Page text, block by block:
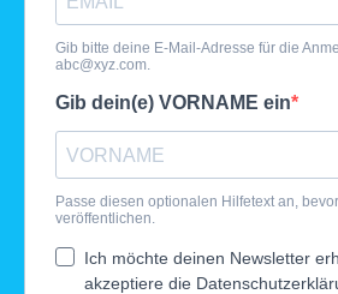
Gib bitte deine E-Mail-Adresse für die
abc@xyz.com.
Gib dein(e) VORNAME ein
Passe diesen optionalen Hilfetext an,
veröffentlichen.
Ich möchte deinen Newsletter
akzeptiere die